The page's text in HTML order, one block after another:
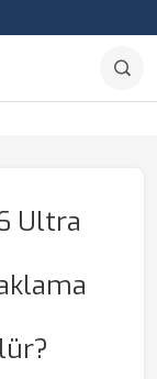
Ultra